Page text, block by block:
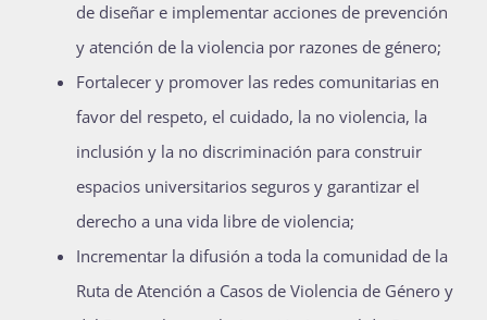
de diseñar e implementar acciones de prevención
y atención de la violencia por razones de género;
Fortalecer y promover las redes comunitarias en
favor del respeto, el cuidado, la no violencia, la
inclusión y la no discriminación para construir
espacios universitarios seguros y garantizar el
derecho a una vida libre de violencia;
Incrementar la difusión a toda la comunidad de la
Ruta de Atención a Casos de Violencia de Género y